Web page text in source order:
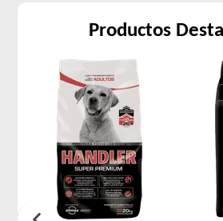
Productos